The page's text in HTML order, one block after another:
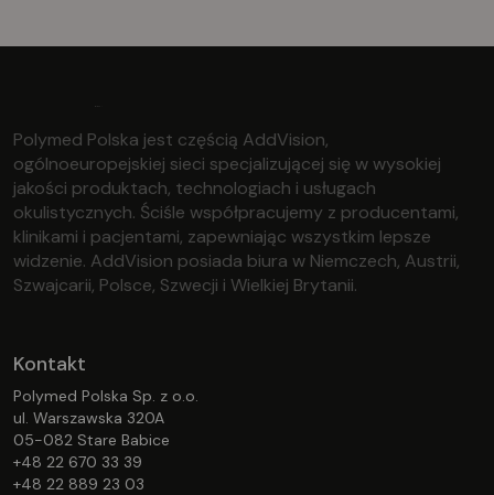
Polymed Polska jest częścią AddVision,
ogólnoeuropejskiej sieci specjalizującej się w wysokiej
jakości produktach, technologiach i usługach
okulistycznych. Ściśle współpracujemy z producentami,
klinikami i pacjentami, zapewniając wszystkim lepsze
widzenie. AddVision posiada biura w Niemczech, Austrii,
Szwajcarii, Polsce, Szwecji i Wielkiej Brytanii.
Kontakt
Polymed Polska Sp. z o.o.
ul. Warszawska 320A
05-082 Stare Babice
+48 22 670 33 39
+48 22 889 23 03